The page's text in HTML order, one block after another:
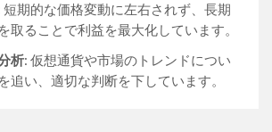
短期的な価格変動に左右されず、長期
取ることで利益を最大化しています。
析: 仮想通貨や市場のトレンドについ
追い、適切な判断を下しています。